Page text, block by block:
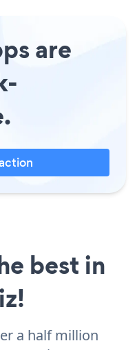
are
best in
a half million